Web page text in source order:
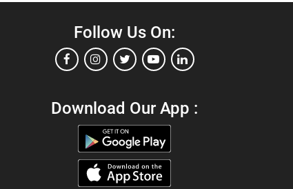
Follow Us On:
Download Our App :